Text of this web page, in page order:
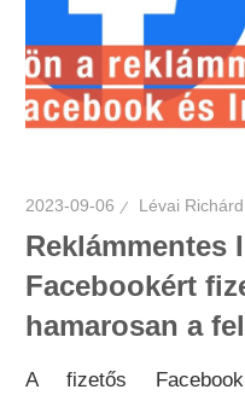
2023-09-06 Lévai Richárd
Reklámmentes
Facebookért
hamarosan a
A fizetős